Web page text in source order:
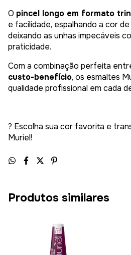
O pincel longo em formato
e facilidade, espalhando a cor
deixando as unhas impecáveis
praticidade.
Com a combinação perfeita
custo-benefício, os esmaltes
qualidade profissional em cada
? Escolha sua cor favorita e
Muriel!
Produtos similares